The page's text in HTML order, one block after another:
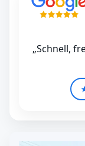
„Schnell,